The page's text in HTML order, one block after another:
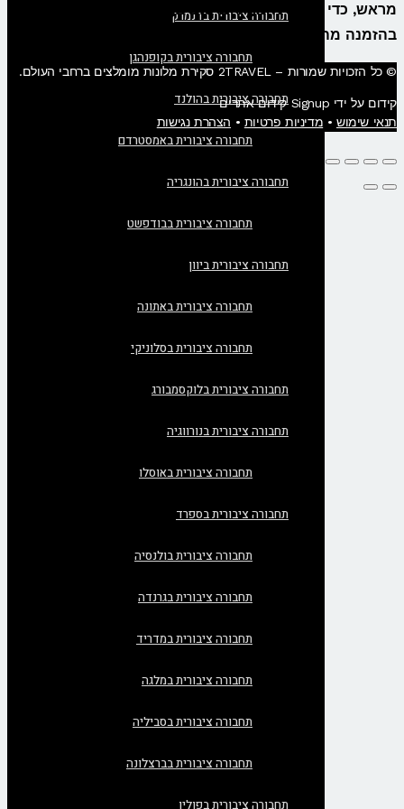
תחבורה ציבורית בדנמרק
תחבורה ציבורית בקופנהגן
תחבורה ציבורית בהולנד
תחבורה ציבורית באמסטרדם
תחבורה ציבורית בהונגריה
תחבורה ציבורית בבודפשט
תחבורה ציבורית ביוון
תחבורה ציבורית באתונה
תחבורה ציבורית בסלוניקי
תחבורה ציבורית בלוקסמבורג
תחבורה ציבורית בנורווגיה
תחבורה ציבורית באוסלו
תחבורה ציבורית בספרד
תחבורה ציבורית בולנסיה
תחבורה ציבורית בגרנדה
תחבורה ציבורית במדריד
תחבורה ציבורית במלגה
תחבורה ציבורית בסביליה
תחבורה ציבורית בברצלונה
תחבורה ציבורית בפולין
מראש, כדי להבטיח מחירים טובים, זולים ואטרקטיביים יותר
בהזמנה מהרגע להרגע.
© כל הזכויות שמורות – 2TRAVEL סקירת מלונות מומלצים ברחבי העולם.
קידום על ידי Signup קידום אתרים
תנאי שימוש • מדיניות פרטיות • הצהרת נגישות